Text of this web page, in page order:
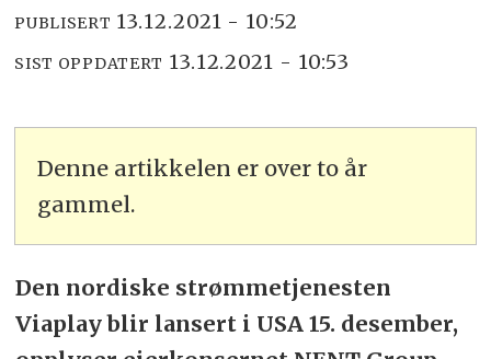
PUBLISERT 13.12.2021 - 10:52
SIST OPPDATERT 13.12.2021 - 10:53
Denne artikkelen er over to år
gammel.
Den nordiske strømmetjenesten
Viaplay blir lansert i USA 15. desember,